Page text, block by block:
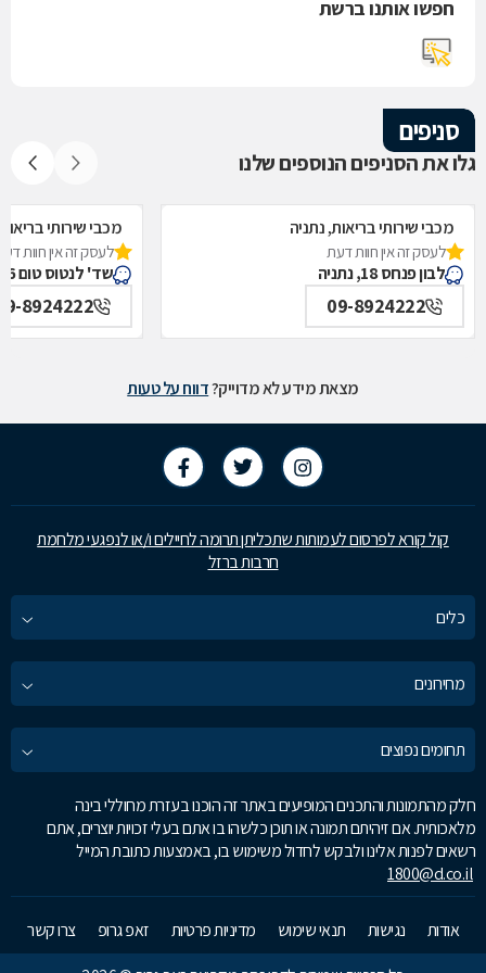
חפשו אותנו ברשת
סניפים
גלו את הסניפים הנוספים שלנו
מכבי שירותי בריאות, נתניה
לעסק זה אין חוות דעת
לבון פנחס 18, נתניה
09-8924222
מכבי שירותי
לעסק זה אין חוות
שד' לנטוס טום 26, נתניה
8924222
מצאת מידע לא מדוייק?דווח על טעות
קול קורא לפרסום לעמותות שתכליתן תרומה לחיילים ו/או לנפגעי מלחמת
חרבות ברזל
כלים
מחירונים
תחומים נפוצים
חלק מהתמונות והתכנים המופיעים באתר זה הוכנו בעזרת מחוללי בינה
מלאכותית. אם זיהיתם תמונה או תוכן כלשהו בו אתם בעלי זכויות יוצרים, אתם
רשאים לפנות אלינו ולבקש לחדול משימוש בו, באמצעות כתובת המייל
1800@d.co.il
אודות נגישות תנאי שימוש מדיניות פרטיות זאפ גרופ
צרו קשר